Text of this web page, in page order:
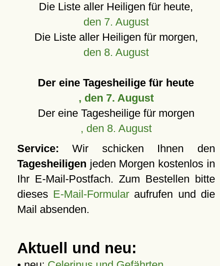
Die Liste aller Heiligen für heute,
den 7. August
Die Liste aller Heiligen für morgen,
den 8. August
Der eine Tagesheilige für heute
, den 7. August
Der eine Tagesheilige für morgen
, den 8. August
Service: Wir schicken Ihnen den
Tagesheiligen jeden Morgen kostenlos in
Ihr E-Mail-Postfach. Zum Bestellen bitte
dieses E-Mail-Formular aufrufen und die
Mail absenden.
Aktuell und neu: